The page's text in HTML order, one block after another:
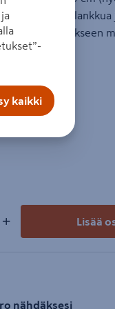
28x145mm lankkua
erikseen
+ Lisää
nähdäksesi
kaikki